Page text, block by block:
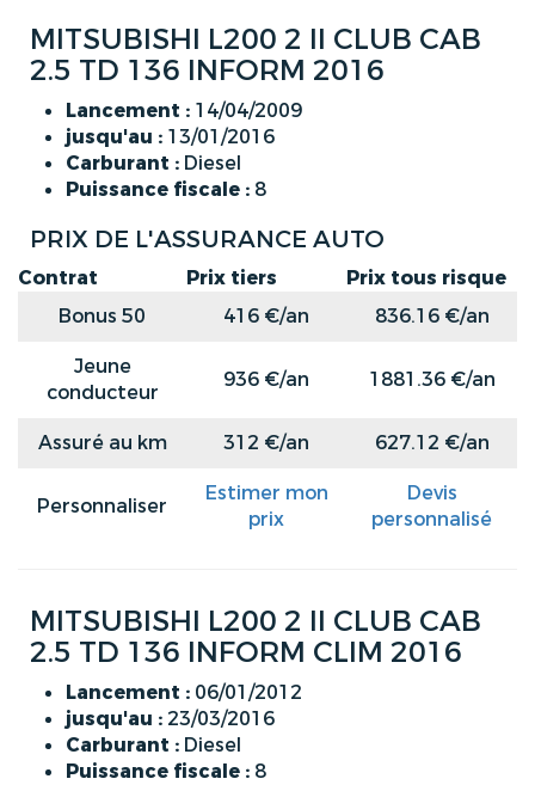
MITSUBISHI L200 2 II CLUB CAB
2.5 TD 136 INFORM 2016
Lancement : 14/04/2009
jusqu'au : 13/01/2016
Carburant : Diesel
Puissance fiscale : 8
PRIX DE L'ASSURANCE AUTO
Contrat Prix tiers
Prix tous risque
Bonus 50
416 €/an
836.16 €/an
Jeune
conducteur
936 €/an 1881.36 €/an
Assuré au km 312 €/an 627.12 €/an
Personnaliser
Estimer mon
prix
Devis
personnalisé
MITSUBISHI L200 2 II CLUB CAB
2.5 TD 136 INFORM CLIM 2016
Lancement : 06/01/2012
jusqu'au : 23/03/2016
Carburant : Diesel
Puissance fiscale : 8